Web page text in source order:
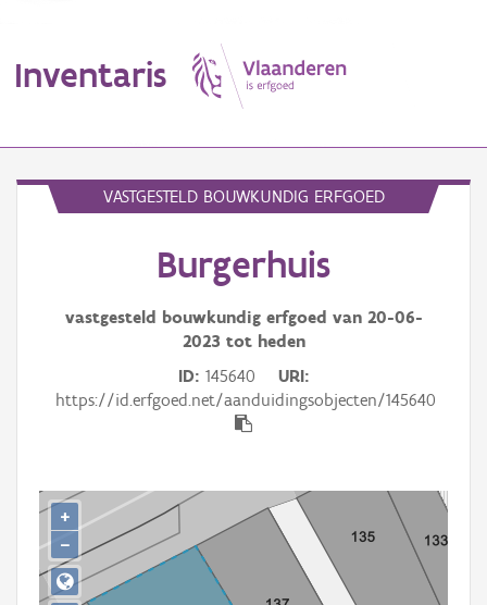
Inventaris
Aanduidingsobject
Thema
Persoon of collectief
Downloads
Hergebruik
VASTGESTELD BOUWKUNDIG ERFGOED
Burgerhuis
vastgesteld bouwkundig erfgoed van 20-06-
2023 tot heden
ID 145640
URI
https://id.erfgoed.net/aanduidingsobjecten/145640
+
−